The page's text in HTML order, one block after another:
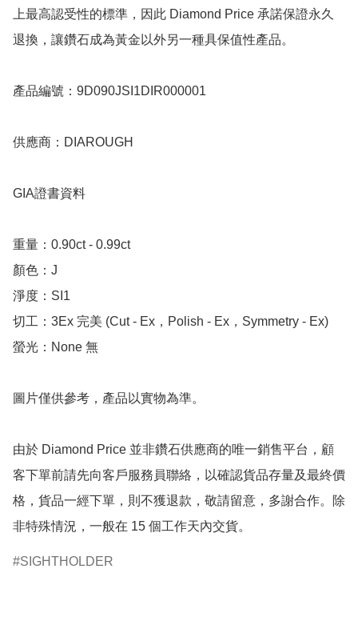
上最高認受性的標準，因此 Diamond Price 承諾保證永久
退換，讓鑽石成為黃金以外另一種具保值性產品。
產品編號：9D090JSI1DIR000001
供應商：DIAROUGH
GIA證書資料
重量：0.90ct - 0.99ct
顏色：J
淨度：SI1
切工：3Ex 完美 (Cut - Ex，Polish - Ex，Symmetry - Ex)
螢光：None 無
圖片僅供參考，產品以實物為準。
由於 Diamond Price 並非鑽石供應商的唯一銷售平台，顧
客下單前請先向客戶服務員聯絡，以確認貨品存量及最終價
格，貨品一經下單，則不獲退款，敬請留意，多謝合作。除
非特殊情況，一般在 15 個工作天內交貨。
SIGHTHOLDER